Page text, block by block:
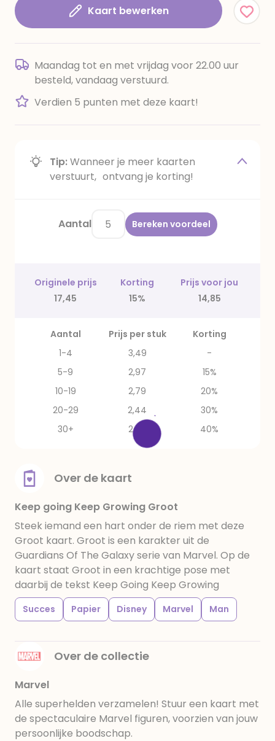
Kaart bewerken
Maandag tot en met vrijdag voor 22.00 uur
besteld, vandaag verstuurd.
Verdien 5 punten met deze kaart!
Tip:Wanneer je meer kaarten
verstuurt, ontvang je korting!
Aantal Bereken voordeel
Originele prijs Korting
Prijs voor jou
17,45
15% 14,85
Aantal Prijs per stuk
Korting
1-4
3,49
-
5-9
2,97
15%
10-19
2,79
20%
20-29
2,44
30%
30+
2,09 40%
Over de kaart
Keep going Keep Growing Groot
Steek iemand een hart onder de riem met deze
Groot kaart. Groot is een karakter uit de
Guardians Of The Galaxy serie van Marvel. Op de
kaart staat Groot in een krachtige pose met
daarbij de tekst Keep Going Keep Growing
Succes Papier Disney Marvel Man
Over de collectie
Marvel
Alle superhelden verzamelen! Stuur een kaart met
de spectaculaire Marvel figuren, voorzien van jouw
persoonlijke boodschap.